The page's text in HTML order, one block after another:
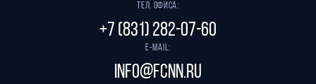
Тел. офиса:
+7 (831) 282-07-60
E-mail:
info@fcnn.ru